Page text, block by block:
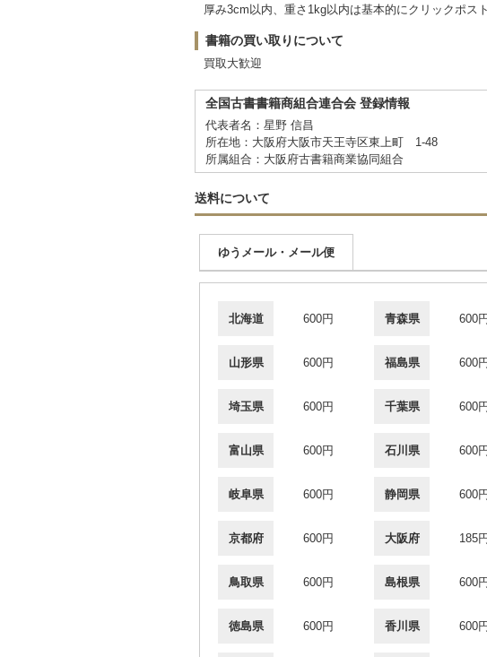
厚み3cm以内、重さ1kg以内は基本的にクリックポス
書籍の買い取りについて
買取大歓迎
全国古書書籍商組合連合会 登録情報
代表者名：星野 信昌
所在地：大阪府大阪市天王寺区東上町 1-48
所属組合：大阪府古書籍商業協同組合
送料について
ゆうメール・メール便
北海道 600円 青森県 600
山形県 600円 福島県 600
埼玉県 600円 千葉県 600
富山県 600円 石川県 600
岐阜県 600円 静岡県 600
京都府 600円 大阪府 185
鳥取県 600円 島根県 600
徳島県 600円 香川県 600